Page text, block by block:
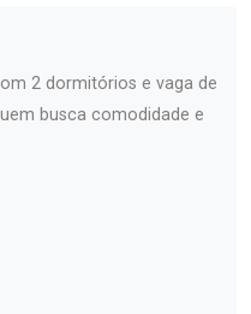
2 dormitórios e vaga de
busca comodidade e